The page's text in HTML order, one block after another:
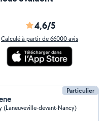
4,6/5
Calculé à partir de 66000 avis
Particulier
(Laneuveville-devant-Nancy)